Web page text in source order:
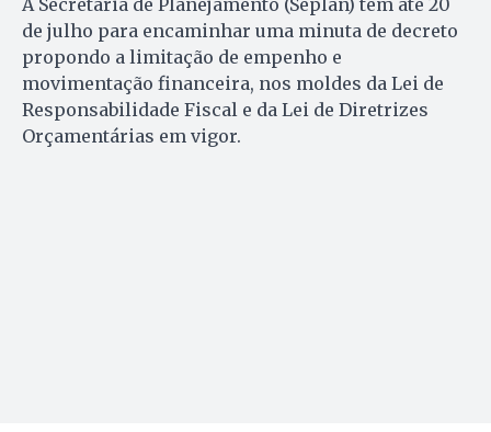
A Secretaria de Planejamento (Seplan) tem até 20
de julho para encaminhar uma minuta de decreto
propondo a limitação de empenho e
movimentação financeira, nos moldes da Lei de
Responsabilidade Fiscal e da Lei de Diretrizes
Orçamentárias em vigor.